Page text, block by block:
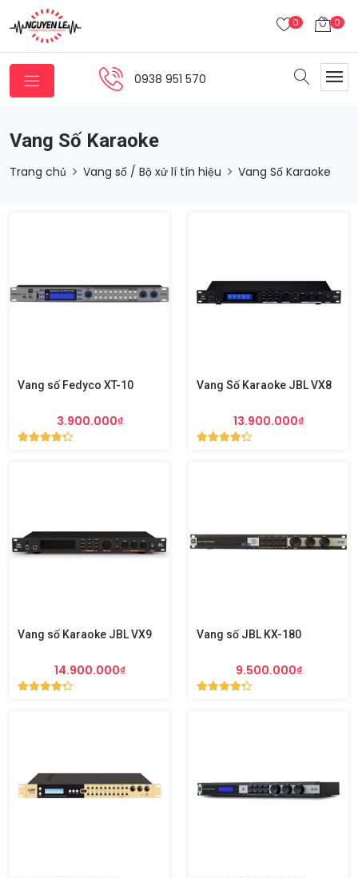
0 0
0938 951 570
Vang Số Karaoke
Trang chủ Vang số / Bộ xử lí tín hiệu Vang Số Karaoke
Vang số Fedyco XT-10
3.900.000₫
Vang Số Karaoke JBL VX8
13.900.000₫
Vang số Karaoke JBL VX9
14.900.000₫
Vang số JBL KX-180
9.500.000₫